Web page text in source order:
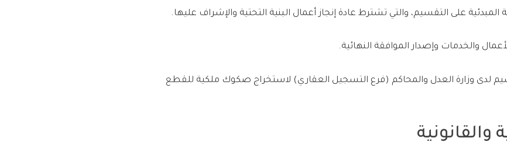
المبدئية على التقسيم، والتي تشترط عادة إنجاز أعمال البنية التحتية والإشراف عليها.
والخدمات وإصدار الموافقة النهائية.
لدى وزارة العدل والمحاكم (فرع التسجيل العقاري) لاستخراج صكوك ملكية للقطع
والقانونية